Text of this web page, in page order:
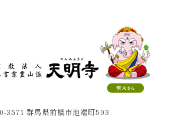
3571 群馬県前橋市池端町503